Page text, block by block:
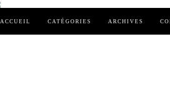
ACCUEIL CATÉGORIES ARCHIVES